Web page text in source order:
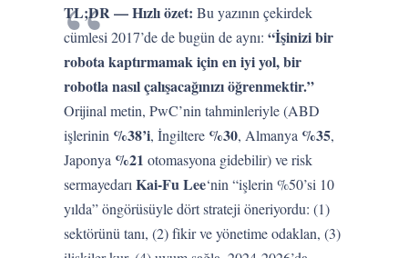
TL;DR — Hızlı özet: Bu yazının çekirdek
cümlesi 2017’de de bugün de aynı:“İşinizi bir
robota kaptırmamak için en iyi yol, bir
robotla nasıl çalışacağınızı öğrenmektir.”
Orijinal metin, PwC’nin tahminleriyle (ABD
işlerinin %38’i, İngiltere %30, Almanya %35,
Japonya %21 otomasyona gidebilir) ve risk
sermayedarıKai-Fu Lee‘nin “işlerin %50’si 10
yılda” öngörüsüyle dört strateji öneriyordu: (1)
sektörünü tanı, (2) fikir ve yönetime odaklan, (3)